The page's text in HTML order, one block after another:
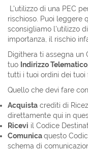
L'utilizzo di una PEC
rischioso. Puoi leggere
sconsigliamo l'utilizzo
importanza, il rischio
Digithera ti assegna
tuo Indirizzo Telematico
tutti i tuoi ordini dei tuoi
Quello che devi fare con
Acquista crediti di
direttamente qui in
Ricevi il Codice
Comunicaquesto
schema di